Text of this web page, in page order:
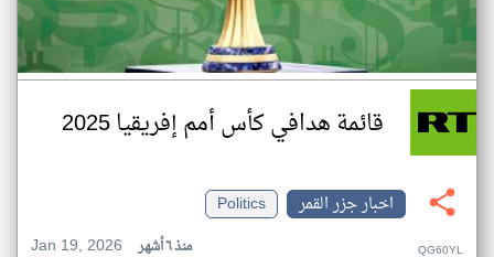
قائمة هدافي كأس أمم إفريقيا 2025
اخبار جزر القمر
Politics
Jan 19, 2026
منذ ٦ أشهر QG60YL